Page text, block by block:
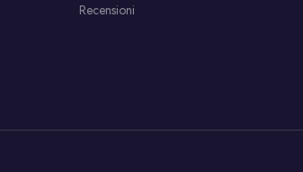
Recensioni